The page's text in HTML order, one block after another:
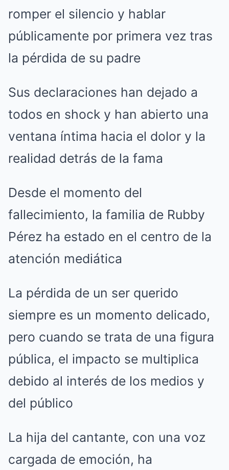
romper el silencio y hablar
públicamente por primera vez tras
la pérdida de su padre
Sus declaraciones han dejado a
todos en shock y han abierto una
ventana íntima hacia el dolor y la
realidad detrás de la fama
Desde el momento del
fallecimiento, la familia de Rubby
Pérez ha estado en el centro de la
atención mediática
La pérdida de un ser querido
siempre es un momento delicado,
pero cuando se trata de una figura
pública, el impacto se multiplica
debido al interés de los medios y
del público
La hija del cantante, con una voz
cargada de emoción, ha